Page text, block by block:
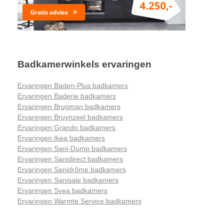
Badkamerwinkels ervaringen
Ervaringen Baden-Plus badkamers
Ervaringen Baderie badkamers
Ervaringen Brugman badkamers
Ervaringen Bruynzeel badkamers
Ervaringen Grando badkamers
Ervaringen Ikea badkamers
Ervaringen Sani-Dump badkamers
Ervaringen Sanidirect badkamers
Ervaringen Sanidrõme badkamers
Ervaringen Sanisale badkamers
Ervaringen Svea badkamers
Ervaringen Warmte Service badkamers